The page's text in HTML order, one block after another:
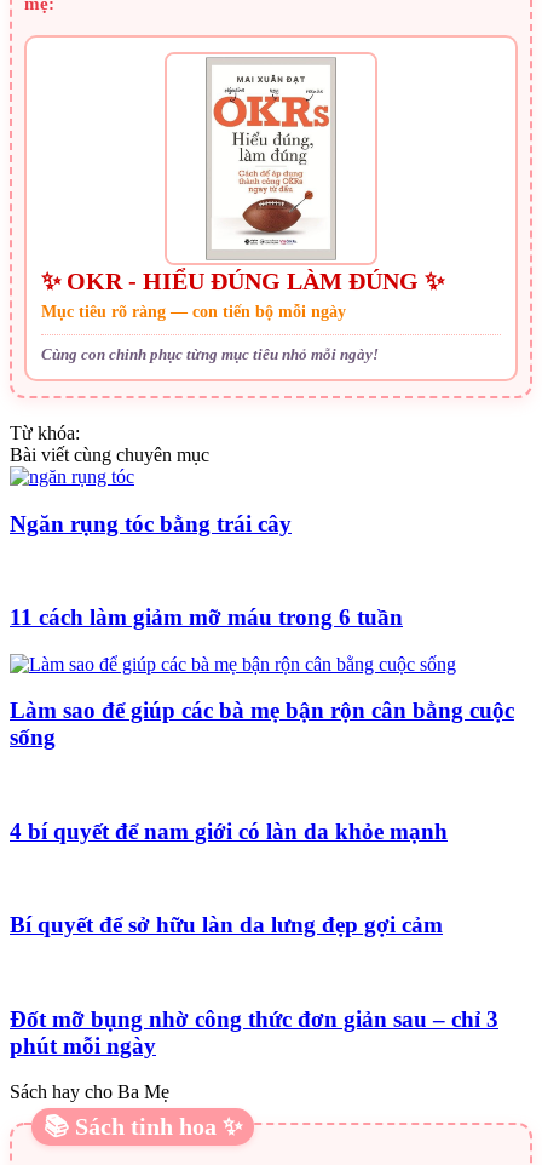
✨ OKR - HIỂU ĐÚNG LÀM ĐÚNG ✨
Mục tiêu rõ ràng — con tiến bộ mỗi ngày
Cùng con chinh phục từng mục tiêu nhỏ mỗi ngày!
Từ khóa:
Bài viết cùng chuyên mục
Ngăn rụng tóc bằng trái cây
11 cách làm giảm mỡ máu trong 6 tuần
Làm sao để giúp các bà mẹ bận rộn cân bằng cuộc
sống
4 bí quyết để nam giới có làn da khỏe mạnh
Bí quyết để sở hữu làn da lưng đẹp gợi cảm
Đốt mỡ bụng nhờ công thức đơn giản sau – chỉ 3
phút mỗi ngày
Sách hay cho Ba Mẹ
📚 Sách tinh hoa ✨